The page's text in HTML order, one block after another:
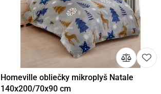
Detail Do košíka
Homeville obliečky mikroplyš Natale
140x200/70x90 cm